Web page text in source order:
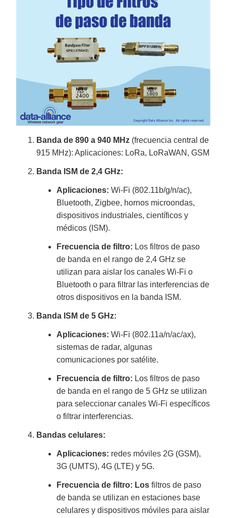
Banda de 890 a 940 MHz (frecuencia central de
915 MHz): Aplicaciones: LoRa, LoRaWAN, GSM
Banda ISM de 2,4 GHz:
Aplicaciones: Wi-Fi (802.11b/g/n/ac),
Bluetooth, Zigbee, hornos microondas,
dispositivos industriales, científicos y
médicos (ISM).
Frecuencia de filtro: Los filtros de paso
de banda en el rango de 2,4 GHz se
utilizan para aislar los canales Wi-Fi o
Bluetooth o para filtrar las interferencias de
otros dispositivos en la banda ISM.
Banda ISM de 5 GHz:
Aplicaciones: Wi-Fi (802.11a/n/ac/ax),
sistemas de radar, algunas
comunicaciones por satélite.
Frecuencia de filtro: Los filtros de paso
de banda en el rango de 5 GHz se utilizan
para seleccionar canales Wi-Fi específicos
o filtrar interferencias.
Bandas celulares:
Aplicaciones: redes móviles 2G (GSM),
3G (UMTS), 4G (LTE) y 5G.
Frecuencia de filtro: Losfiltros de paso
de banda se utilizan en estaciones base
celulares y dispositivos móviles para aislar